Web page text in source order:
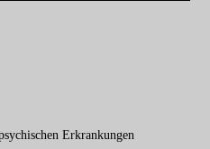
Erkrankungen